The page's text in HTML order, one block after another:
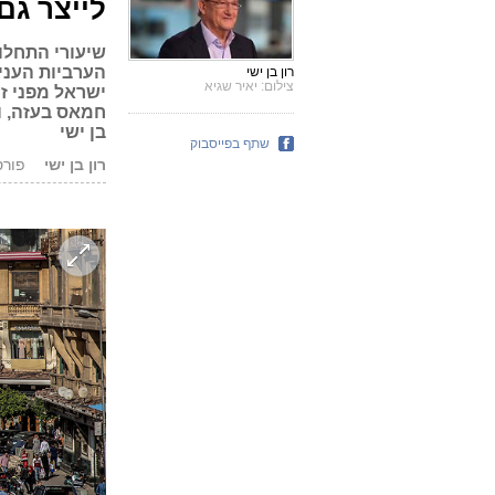
לייצר
שיעורי
הערביות
ישראל מפני
חמאס בעזה,
בן ישי
רון בן ישי פורסם:
רון בן ישי
צילום: יאיר שגיא
שתף בפייסבוק